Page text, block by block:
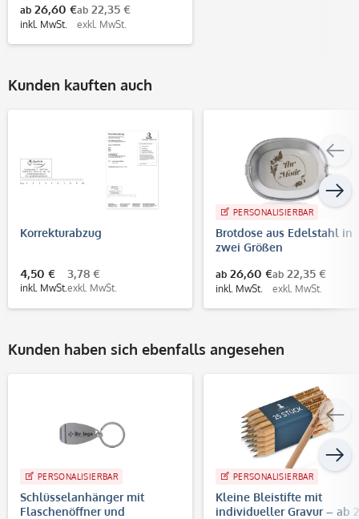
ab 26,60 €
inkl. MwSt.
ab 22,35 €
exkl. MwSt.
Kunden kauften auch
Korrekturabzug
4,50 €
inkl. MwSt.
3,78 €
exkl. MwSt.
PERSONALISIERBAR
Brotdose aus Edelstahl in
zwei Größen
ab 26,60 €
inkl. MwSt.
ab 22,35 €
exkl. MwSt.
Kunden haben sich ebenfalls angesehen
PERSONALISIERBAR
Schlüsselanhänger mit
Flaschenöffner und
PERSONALISIERBAR
Kleine Bleistifte mit
individueller Gravur – ab